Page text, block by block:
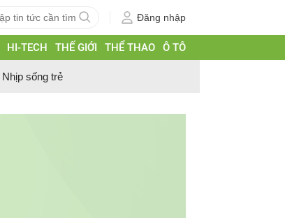
Đăng nhập
HI-TECH THẾ GIỚI THỂ THAO Ô TÔ
Nhịp sống trẻ